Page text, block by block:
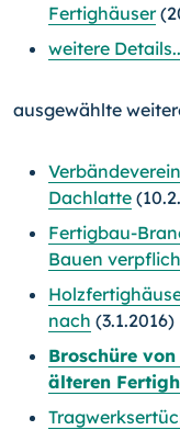
Fertighäuser
weitere
ausgewählte
Dachlatte
Fertigbau-
Bauen
nach (3.1.2016)
Broschüre
älteren